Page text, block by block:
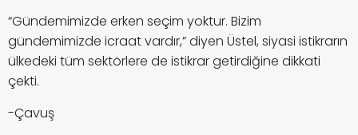
“Gündemimizde erken seçim yoktur. Bizim
gündemimizde icraat vardır,” diyen Üstel, siyasi istikrarın
ülkedeki tüm sektörlere de istikrar getirdiğine dikkati
çekti.
-Çavuş